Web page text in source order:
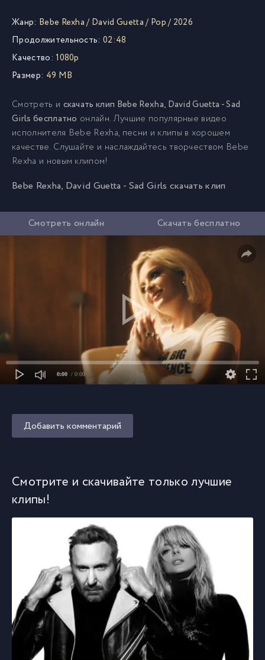
Жанр: Bebe Rexha/ David Guetta/ Pop/ 2026
Продолжительность: 02:48
Качество: 1080p
Размер: 49 MB
Смотреть и скачать клип Bebe Rexha, David Guetta - Sad
Girls бесплатно онлайн. Лучшие популярные видео
исполнителя Bebe Rexha, песни и клипы в хорошем
качестве. Слушайте и наслаждайтесь творчеством Bebe
Rexha и новым клипом!
Bebe Rexha, David Guetta - Sad Girls скачать клип
Смотреть онлайн Скачать бесплатно
0:00 / 0:00
Добавить комментарий
Смотрите и скачивайте только лучшие
клипы!